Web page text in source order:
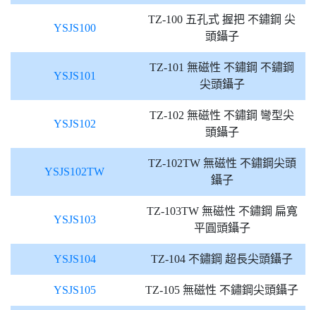
YSJS100
TZ-100 五孔式 握把 不鏽鋼 尖
頭鑷子
YSJS101
TZ-101 無磁性 不鏽鋼 不鏽鋼
尖頭鑷子
YSJS102
TZ-102 無磁性 不鏽鋼 彎型尖
頭鑷子
YSJS102TW
TZ-102TW 無磁性 不鏽鋼尖頭
鑷子
YSJS103
TZ-103TW 無磁性 不鏽鋼 扁寬
平圓頭鑷子
YSJS104 TZ-104 不鏽鋼 超長尖頭鑷子
YSJS105 TZ-105 無磁性 不鏽鋼尖頭鑷子